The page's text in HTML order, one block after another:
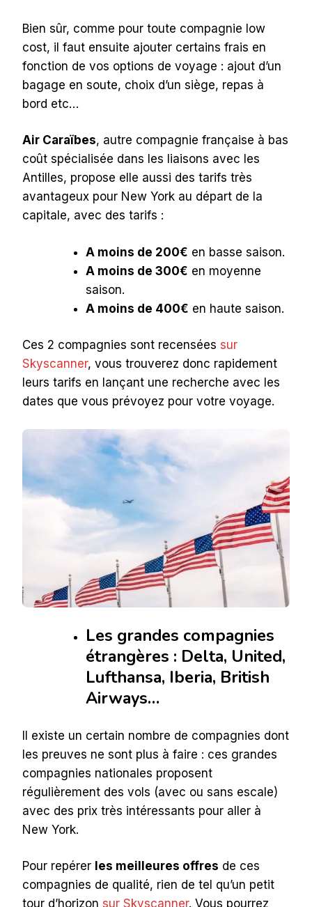
Bien sûr, comme pour toute compagnie low
cost, il faut ensuite ajouter certains frais en
fonction de vos options de voyage : ajout d’un
bagage en soute, choix d’un siège, repas à
bord etc…
Air Caraïbes, autre compagnie française à bas
coût spécialisée dans les liaisons avec les
Antilles, propose elle aussi des tarifs très
avantageux pour New York au départ de la
capitale, avec des tarifs :
A moins de 200€ en basse saison.
A moins de 300€ en moyenne
saison.
A moins de 400€ en haute saison.
Ces 2 compagnies sont recensées sur
Skyscanner, vous trouverez donc rapidement
leurs tarifs en lançant une recherche avec les
dates que vous prévoyez pour votre voyage.
Les grandes compagnies
étrangères : Delta, United,
Lufthansa, Iberia, British
Airways…
Il existe un certain nombre de compagnies dont
les preuves ne sont plus à faire : ces grandes
compagnies nationales proposent
régulièrement des vols (avec ou sans escale)
avec des prix très intéressants pour aller à
New York.
Pour repérer les meilleures offres de ces
compagnies de qualité, rien de tel qu’un petit
tour d’horizon sur Skyscanner. Vous pourrez